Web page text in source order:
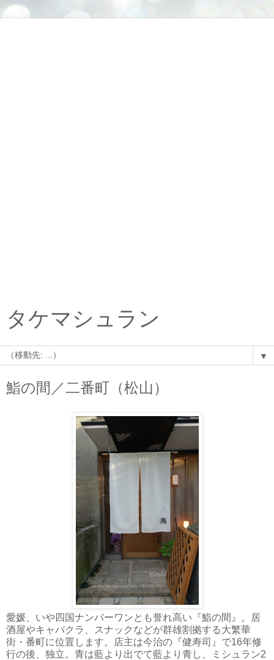
タケマシュラン
▼
鮨の間／二番町（松山）
愛媛、いや四国ナンバーワンとも誉れ高い『鮨の間』。居
酒屋やキャバクラ、スナックなどが群雄割拠する大繁華
街・番町に位置します。店主は今治の『健寿司』で16年修
行の後、独立。青は藍より出でて藍より青し、ミシュラン2